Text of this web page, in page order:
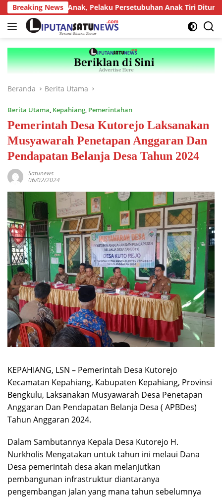
Langsung
ke
konten
Breaking News
Anak, Pelaku Persetubuhan Anak Tiri Dituntut 19 Tahun
Beranda Berita Utama
Berita Utama, Kepahiang, Pemerintahan
Pemerintah Desa Kutorejo Laksanakan
Musyawarah Penetapan Anggaran Dan
Pendapatan Belanja Desa Tahun 2024
Satunews
06/02/2024
KEPAHIANG, LSN – Pemerintah Desa Kutorejo
Kecamatan Kepahiang, Kabupaten Kepahiang, Provinsi
Bengkulu, Laksanakan Musyawarah Desa Penetapan
Anggaran Dan Pendapatan Belanja Desa ( APBDes)
Tahun Anggaran 2024.
Dalam Sambutannya Kepala Desa Kutorejo H.
Nurkholis Mengatakan untuk tahun ini melaui Dana
Desa pemerintah desa akan melanjutkan
pembangunan infrastruktur diantaranya
pengembangan jalan yang mana tahun sebelumnya